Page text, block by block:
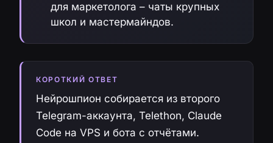
для маркетолога – чаты крупных
школ и мастермайндов.
КОРОТКИЙ ОТВЕТ
Нейрошпион собирается из второго
Telegram-аккаунта, Telethon, Claude
Code на VPS и бота с отчётами.